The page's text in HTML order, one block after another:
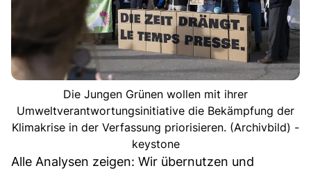
Die Jungen Grünen wollen mit ihrer
Umweltverantwortungsinitiative die Bekämpfung der
Klimakrise in der Verfassung priorisieren. (Archivbild) -
keystone
Alle Analysen zeigen: Wir übernutzen und